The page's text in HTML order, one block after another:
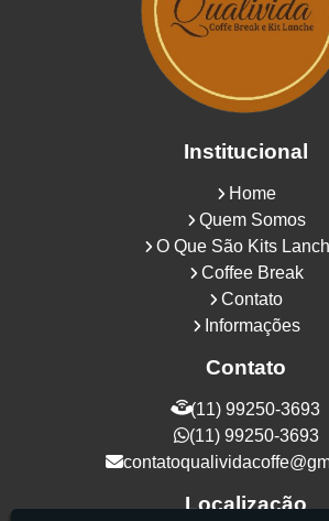
Institucional
Home
Quem Somos
O Que São Kits
Coffee Break
Contato
Informações
Contato
(11) 99250-3693
(11) 99250-3693
Localização